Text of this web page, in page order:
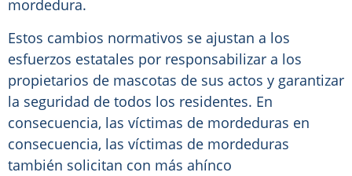
mordedura.
Estos cambios normativos se ajustan a los
esfuerzos estatales por responsabilizar a los
propietarios de mascotas de sus actos y garantizar
la seguridad de todos los residentes. En
consecuencia, las víctimas de mordeduras en
consecuencia, las víctimas de mordeduras
también solicitan con más ahínco